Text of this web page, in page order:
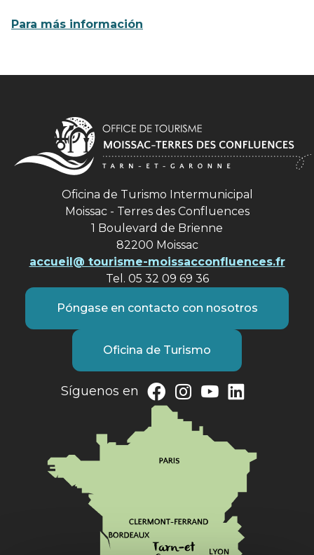
Para más información
Oficina de Turismo Intermunicipal
Moissac - Terres des Confluences
1 Boulevard de Brienne
82200 Moissac
accueil@ tourisme-moissacconfluences.fr
Tel. 05 32 09 69 36
Póngase en contacto con nosotros
Oficina de Turismo
Síguenos en